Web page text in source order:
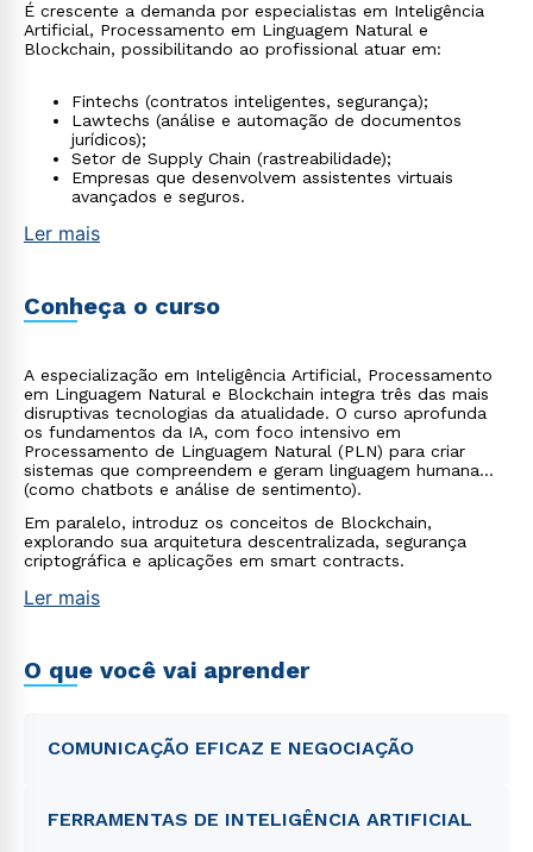
É crescente a demanda por especialistas em Inteligência
Artificial, Processamento em Linguagem Natural e
Blockchain, possibilitando ao profissional atuar em:
Fintechs (contratos inteligentes, segurança);
Lawtechs (análise e automação de documentos
jurídicos);
Setor de Supply Chain (rastreabilidade);
Empresas que desenvolvem assistentes virtuais
avançados e seguros.
Ler mais
Conheça o curso
A especialização em Inteligência Artificial, Processamento
em Linguagem Natural e Blockchain integra três das mais
disruptivas tecnologias da atualidade. O curso aprofunda
os fundamentos da IA, com foco intensivo em
Processamento de Linguagem Natural (PLN) para criar
sistemas que compreendem e geram linguagem humana
(como chatbots e análise de sentimento).
Em paralelo, introduz os conceitos de Blockchain,
explorando sua arquitetura descentralizada, segurança
criptográfica e aplicações em smart contracts.
Ler mais
O que você vai aprender
COMUNICAÇÃO EFICAZ E NEGOCIAÇÃO
FERRAMENTAS DE INTELIGÊNCIA ARTIFICIAL